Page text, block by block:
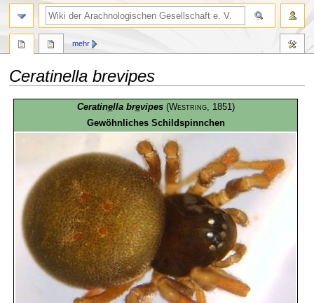
Ceratinella brevipes
springen
springen
Ceratinella brevipes (Westring, 1851)
Gewöhnliches Schildspinnchen
mehr